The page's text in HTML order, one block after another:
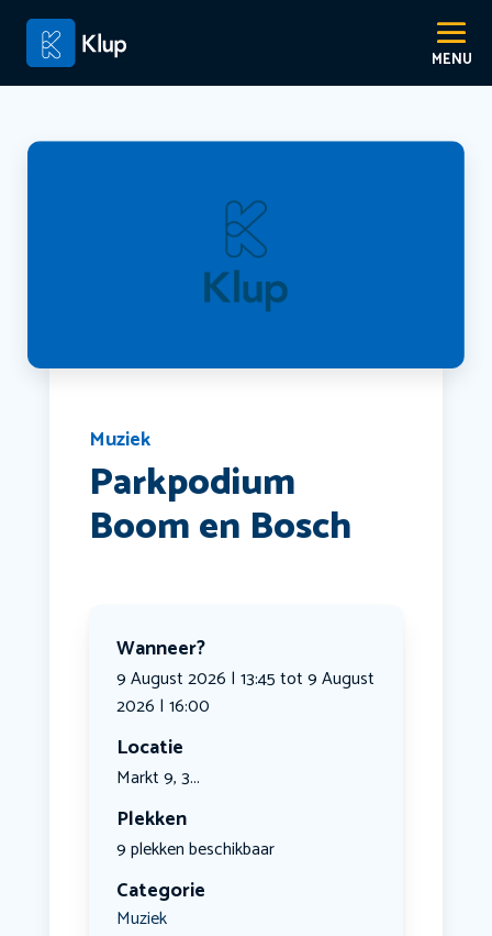
Muziek
Parkpodium
Boom en Bosch
Wanneer?
9 August 2026 | 13:45 tot 9 August
2026 | 16:00
Locatie
Markt 9, 3...
Plekken
9 plekken beschikbaar
Categorie
Muziek